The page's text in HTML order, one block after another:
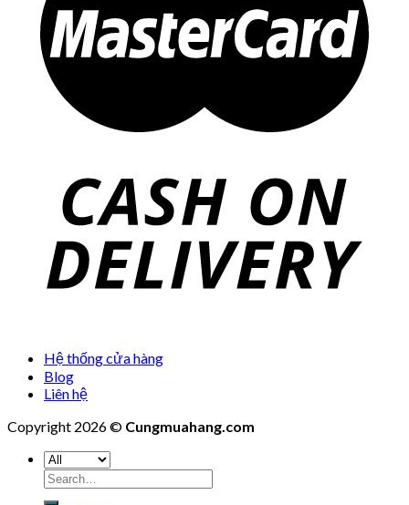
Hệ thống cửa hàng
Blog
Liên hệ
Copyright 2026 © Cungmuahang.com
Search
for: